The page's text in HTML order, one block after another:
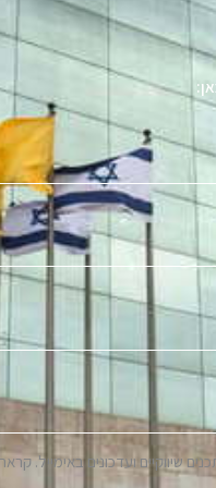
שיווקיים ועדכונים באימייל.